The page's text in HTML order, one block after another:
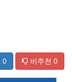
0 비추천 0